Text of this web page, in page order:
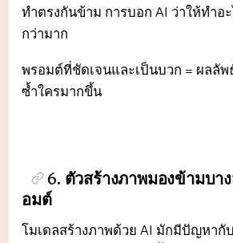
ทำตรงกันข้าม การบอก AI ว่าให้ทำอ
กว่ามาก
พรอมต์ที่ชัดเจนและเป็นบวก = ผลลั
ซ้ำใครมากขึ้น
6. ตัวสร้างภาพมองข้ามบา
อมต์
โมเดลสร้างภาพด้วย AI มักมีปัญหากับ